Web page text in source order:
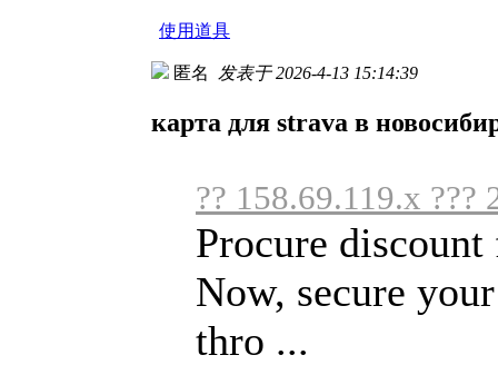
使用道具
匿名 发表于 2026-4-13 15:14:39
карта для strava в
?? 158.69.119.x ???
Procure
Now, secure
thro ...